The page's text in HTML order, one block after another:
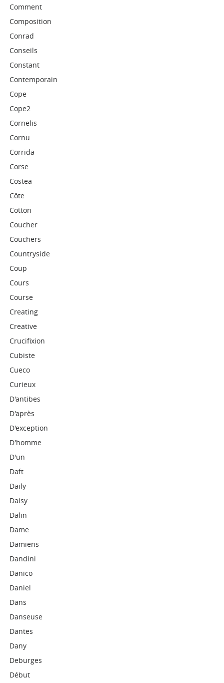
Comment
Composition
Conrad
Conseils
Constant
Contemporain
Cope
Cope2
Cornelis
Cornu
Corrida
Corse
Costea
Côte
Cotton
Coucher
Couchers
Countryside
Coup
Cours
Course
Creating
Creative
Crucifixion
Cubiste
Cueco
Curieux
D'antibes
D'après
D'exception
D'homme
D'un
Daft
Daily
Daisy
Dalin
Dame
Damiens
Dandini
Danico
Daniel
Dans
Danseuse
Dantes
Dany
Deburges
Début